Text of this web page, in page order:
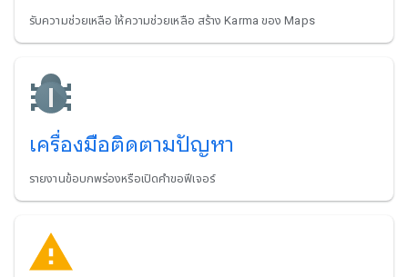
รับความช่วยเหลือ ให้ความช่วยเหลือ สร้าง Karma ของ Maps
เครื่องมือติดตามปัญหา
รายงานข้อบกพร่องหรือเปิดคำขอฟีเจอร์